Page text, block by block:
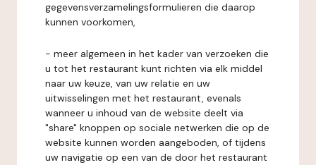
gegevensverzamelingsformulieren die daarop
kunnen voorkomen,
- meer algemeen in het kader van verzoeken die
u tot het restaurant kunt richten via elk middel
naar uw keuze, van uw relatie en uw
uitwisselingen met het restaurant, evenals
wanneer u inhoud van de website deelt via
"share" knoppen op sociale netwerken die op de
website kunnen worden aangeboden, of tijdens
uw navigatie op een van de door het restaurant